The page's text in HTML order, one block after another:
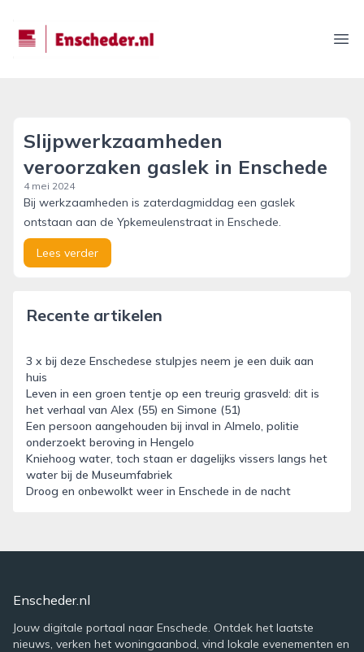
enscheder.nl
Slijpwerkzaamheden
veroorzaken gaslek in Enschede
4 mei 2024
Bij werkzaamheden is zaterdagmiddag een gaslek
ontstaan aan de Ypkemeulenstraat in Enschede.
Lees verder
Recente artikelen
3 x bij deze Enschedese stulpjes neem je een duik aan
huis
Leven in een groen tentje op een treurig grasveld: dit is
het verhaal van Alex (55) en Simone (51)
Een persoon aangehouden bij inval in Almelo, politie
onderzoekt beroving in Hengelo
Kniehoog water, toch staan er dagelijks vissers langs het
water bij de Museumfabriek
Droog en onbewolkt weer in Enschede in de nacht
Enscheder.nl
Jouw digitale portaal naar Enschede. Ontdek het laatste
nieuws, verken het woningaanbod, vind lokale evenementen en